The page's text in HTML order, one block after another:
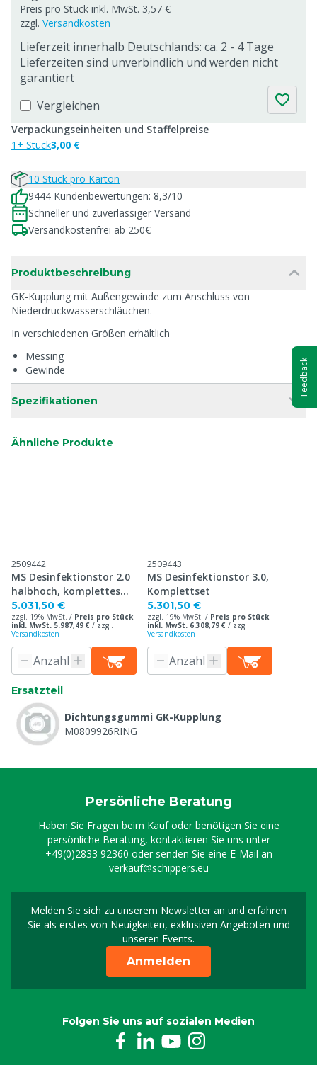
Preis pro Stück inkl. MwSt. 3,57 €
zzgl. Versandkosten
Lieferzeit innerhalb Deutschlands: ca. 2 - 4 Tage
Lieferzeiten sind unverbindlich und werden nicht
garantiert
Vergleichen
Verpackungseinheiten und Staffelpreise
1+ Stück3,00 €
10 Stück pro Karton
9444 Kundenbewertungen: 8,3/10
Schneller und zuverlässiger Versand
Versandkostenfrei ab 250€
Produktbeschreibung
GK-Kupplung mit Außengewinde zum Anschluss von
Niederdruckwasserschläuchen.
In verschiedenen Größen erhältlich
Messing
Gewinde
Spezifikationen
Ähnliche Produkte
2509442
MS Desinfektionstor 2.0
halbhoch, komplettes
Set
5.031,50 €
zzgl. 19% MwSt. / Preis pro Stück
inkl. MwSt. 5.987,49 € / zzgl.
Versandkosten
2509443
MS Desinfektionstor 3.0,
Komplettset
5.301,50 €
zzgl. 19% MwSt. / Preis pro Stück
inkl. MwSt. 6.308,79 € / zzgl.
Versandkosten
Ersatzteil
Dichtungsgummi GK-Kupplung
M0809926RING
Persönliche Beratung
Haben Sie Fragen beim Kauf oder benötigen Sie eine
persönliche Beratung, kontaktieren Sie uns unter
+49(0)2833 92360 oder senden Sie eine E-Mail an
verkauf@schippers.eu
Melden Sie sich zu unserem Newsletter an und erfahren
Sie als erstes von Neuigkeiten, exklusiven Angeboten und
unseren Events.
Melden Sie sich für
Anmelden
Folgen Sie uns auf sozialen Medien
Feedback